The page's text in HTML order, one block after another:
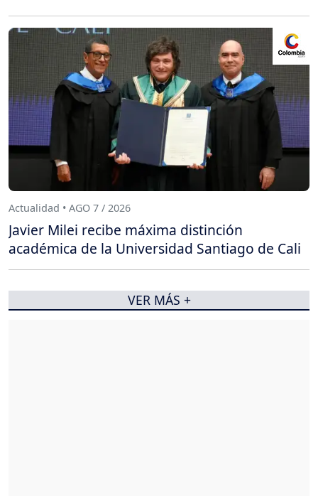
Actualidad • AGO 7 / 2026
Javier Milei recibe máxima distinción
académica de la Universidad Santiago de Cali
VER MÁS +